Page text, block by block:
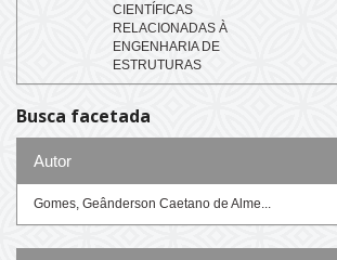
CIENTÍFICAS
RELACIONADAS À
ENGENHARIA DE
ESTRUTURAS
Busca facetada
Autor
Gomes, Geânderson Caetano de Alme...